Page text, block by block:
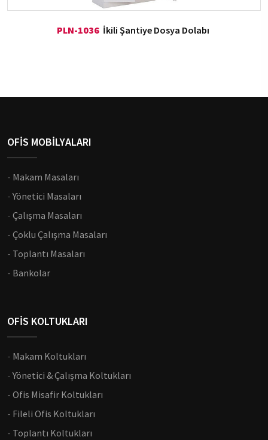
PLN-1036 İkili Şantiye Dosya Dolabı
OFİS MOBİLYALARI
- Makam Masaları
-Yönetici Masaları
- Çalışma Masaları
- Çoklu Çalışma Masaları
- Toplantı Masaları
- Bankolar
OFİS KOLTUKLARI
- Makam Koltukları
-Yönetici & Çalışma Koltukları
- Ofis Misafir Koltukları
- Fileli Ofis Koltukları
- Toplantı Koltukları